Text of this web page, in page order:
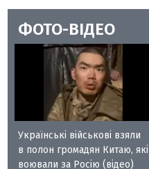
ФОТО-ВІДЕО
Українські військові взяли
в полон громадян Китаю, які
воювали за Росію (відео)